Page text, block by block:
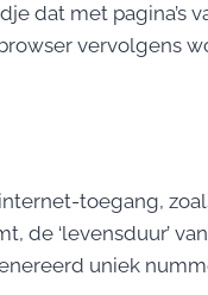
dat met pagina’s
vervolgens
toegang,
de ‘levensduur’
uniek